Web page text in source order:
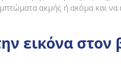
ακμής ή ακόμα και
εικόνα στον